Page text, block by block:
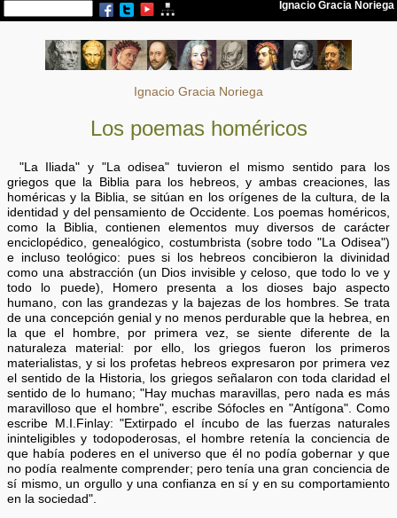
Ignacio Gracia Noriega
Los poemas homéricos
"La Iliada" y "La odisea" tuvieron el mismo sentido para los
griegos que la Biblia para los hebreos, y ambas creaciones, las
homéricas y la Biblia, se sitúan en los orígenes de la cultura, de la
identidad y del pensamiento de Occidente. Los poemas homéricos,
como la Biblia, contienen elementos muy diversos de carácter
enciclopédico, genealógico, costumbrista (sobre todo "La Odisea")
e incluso teológico: pues si los hebreos concibieron la divinidad
como una abstracción (un Dios invisible y celoso, que todo lo ve y
todo lo puede), Homero presenta a los dioses bajo aspecto
humano, con las grandezas y la bajezas de los hombres. Se trata
de una concepción genial y no menos perdurable que la hebrea, en
la que el hombre, por primera vez, se siente diferente de la
naturaleza material: por ello, los griegos fueron los primeros
materialistas, y si los profetas hebreos expresaron por primera vez
el sentido de la Historia, los griegos señalaron con toda claridad el
sentido de lo humano; "Hay muchas maravillas, pero nada es más
maravilloso que el hombre", escribe Sófocles en "Antígona". Como
escribe M.I.Finlay: "Extirpado el íncubo de las fuerzas naturales
ininteligibles y todopoderosas, el hombre retenía la conciencia de
que había poderes en el universo que él no podía gobernar y que
no podía realmente comprender; pero tenía una gran conciencia de
sí mismo, un orgullo y una confianza en sí y en su comportamiento
en la sociedad".